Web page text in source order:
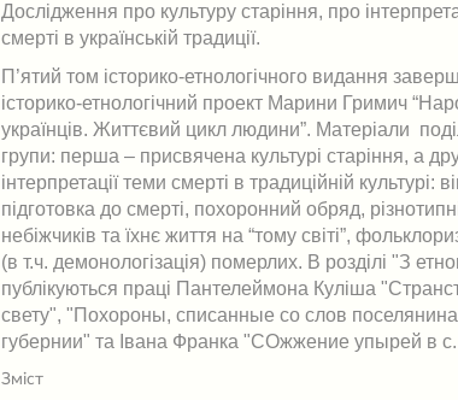
Дослідження про культуру старіння, про
смерті в українській традиції.
П’ятий том історико-етнологічного видання
історико-етнологічний проект Марини Гримич
українців. Життєвий цикл людини”. Матеріали
групи: перша – присвячена культурі старіння, а
інтерпретації теми смерті в традиційній культурі:
підготовка до смерті, похоронний обряд,
небіжчиків та їхнє життя на “тому світі”,
(в т.ч. демонологізація) померлих. В розділі "З
публікуються праці Пантелеймона Куліша
свету", "Похороны, списанные со слов
губернии" та Івана Франка "СОжжение упырей в с.
Зміст